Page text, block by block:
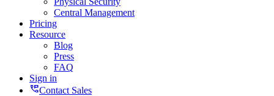
Central Management
Pricing
Resource
Blog
Press
FAQ
Sign in
perm_phone_msgContact Sales